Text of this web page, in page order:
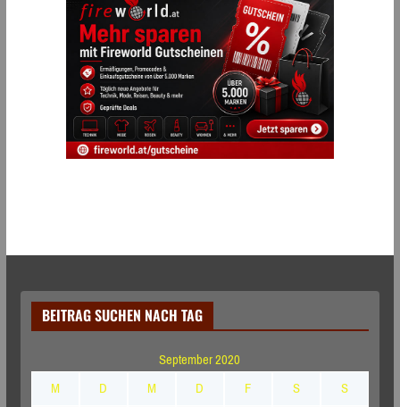
BEITRAG SUCHEN NACH TAG
September 2020
M
D M D F S
S